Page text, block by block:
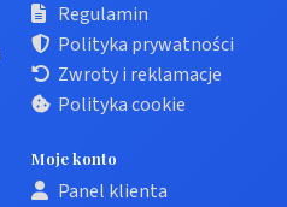
Regulamin
Polityka prywatności
Zwroty i reklamacje
Polityka cookie
Moje konto
Panel klienta